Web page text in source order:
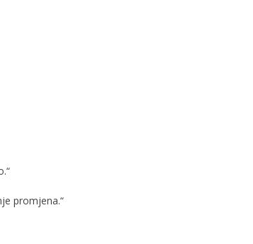
promjena.“